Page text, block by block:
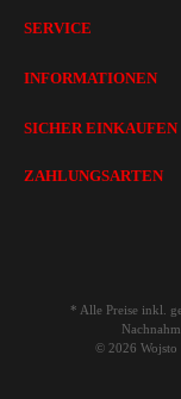
SERVICE
INFORMATIONEN
SICHER EINKAUFEN
ZAHLUNGSARTEN
* Alle Preise inkl.
© 2026 Wojsto